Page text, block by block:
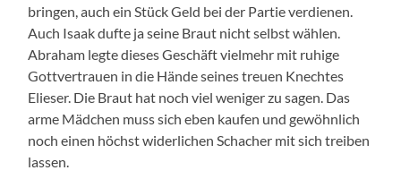
bringen, auch ein Stück Geld bei der Partie verdienen.
Auch Isaak dufte ja seine Braut nicht selbst wählen.
Abraham legte dieses Geschäft vielmehr mit ruhige
Gottvertrauen in die Hände seines treuen Knechtes
Elieser. Die Braut hat noch viel weniger zu sagen. Das
arme Mädchen muss sich eben kaufen und gewöhnlich
noch einen höchst widerlichen Schacher mit sich treiben
lassen.